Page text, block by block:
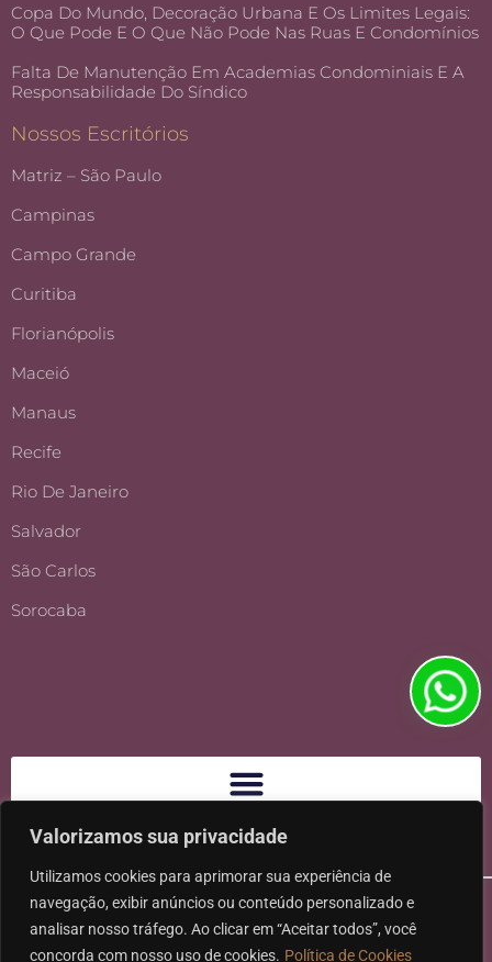
Valorizamos sua privacidade
Utilizamos cookies para aprimorar sua experiência de
navegação, exibir anúncios ou conteúdo personalizado e
analisar nosso tráfego. Ao clicar em “Aceitar todos”, você
concorda com nosso uso de cookies. Política de Cookies
Copa Do Mundo, Decoração Urbana E Os Limites Legais:
O Que Pode E O Que Não Pode Nas Ruas E Condomínios
Falta De Manutenção Em Academias Condominiais E A
Responsabilidade Do Síndico
Nossos Escritórios
Matriz – São Paulo
Campinas
Campo Grande
Curitiba
Florianópolis
Maceió
Manaus
Recife
Rio De Janeiro
Salvador
São Carlos
Sorocaba